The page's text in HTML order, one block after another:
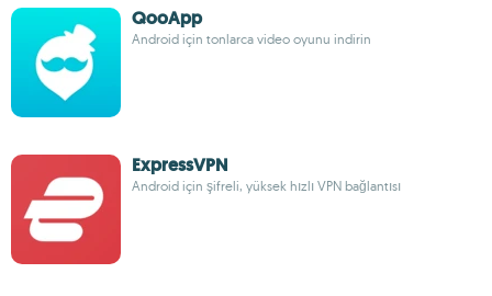
QooApp
Android için tonlarca video oyunu indirin
ExpressVPN
Android için şifreli, yüksek hızlı VPN bağlantısı